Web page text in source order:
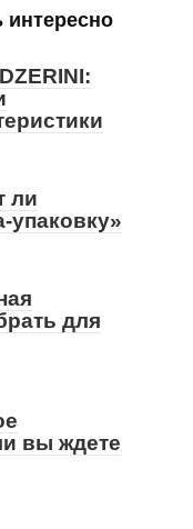
ли
упаковку»
для
вы ждете